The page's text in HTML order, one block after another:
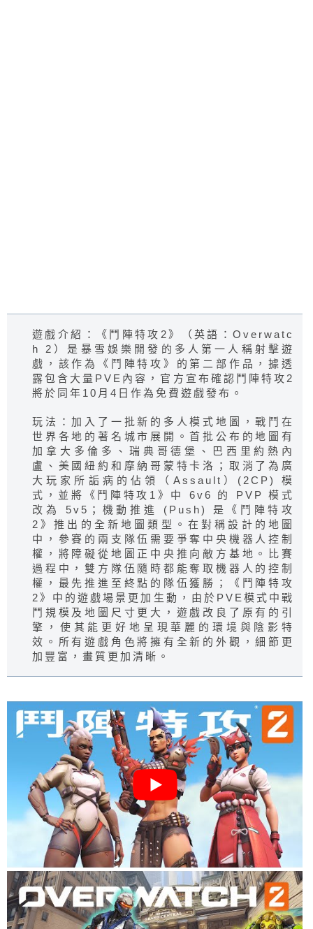
遊戲介紹：《鬥陣特攻2》（英語：Overwatc
h 2）是暴雪娛樂開發的多人第一人稱射擊遊
戲，該作為《鬥陣特攻》的第二部作品，據透
露包含大量PVE內容，官方宣布確認鬥陣特攻2
將於同年10月4日作為免費遊戲發布。
玩法：加入了一批新的多人模式地圖，戰鬥在
世界各地的著名城市展開。首批公布的地圖有
加拿大多倫多、瑞典哥德堡、巴西里約熱內
盧、美國紐約和摩納哥蒙特卡洛；取消了為廣
大玩家所詬病的佔領（Assault）(2CP) 模
式，並將《鬥陣特攻1》中 6v6 的 PVP 模式
改為 5v5；機動推進 (Push) 是《鬥陣特攻
2》推出的全新地圖類型。在對稱設計的地圖
中，參賽的兩支隊伍需要爭奪中央機器人控制
權，將障礙從地圖正中央推向敵方基地。比賽
過程中，雙方隊伍隨時都能奪取機器人的控制
權，最先推進至終點的隊伍獲勝；《鬥陣特攻
2》中的遊戲場景更加生動，由於PVE模式中戰
鬥規模及地圖尺寸更大，遊戲改良了原有的引
擎，使其能更好地呈現華麗的環境與陰影特
效。所有遊戲角色將擁有全新的外觀，細節更
加豐富，畫質更加清晰。